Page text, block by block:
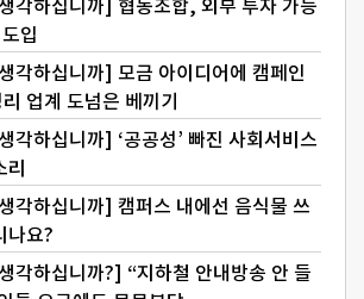
각하십니까] 협동조합, 외부 투자 가능
입
각하십니까] 모금 아이디어에 캠페인
업계 도넘은 베끼기
각하십니까] ‘공공성’ 빠진 사회서비스
리
각하십니까] 캠퍼스 내에선 음식물 쓰
나요?
각하십니까?] “지하철 안내방송 안 들